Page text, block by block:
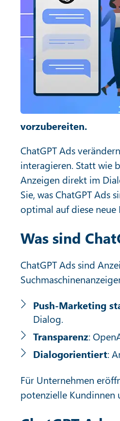
vorzubereiten.
ChatGPT Ads
interagieren. Statt wie
Anzeigen direkt im
Sie, was ChatGPT Ads
optimal auf diese
Was sind
ChatGPT Ads sind
Push-Marketing
Dialog.
Transparenz:
Dialogorientiert:
Für Unternehmen
potenzielle Kundinnen